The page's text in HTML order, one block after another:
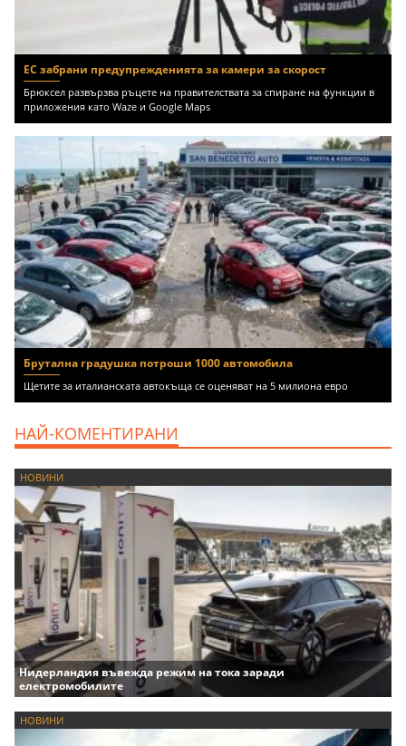
ЕС забрани предупрежденията за камери за скорост
Брюксел развързва ръцете на правителствата за спиране на функции в
приложения като Waze и Google Maps
Брутална градушка потроши 1000 автомобила
Щетите за италианската автокъща се оценяват на 5 милиона евро
НАЙ-КОМЕНТИРАНИ
НОВИНИ
Нидерландия въвежда режим на тока заради
електромобилите
НОВИНИ